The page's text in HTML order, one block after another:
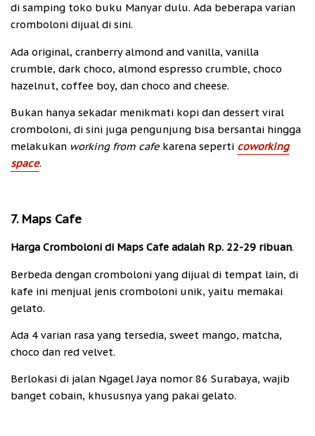
di samping toko buku Manyar dulu. Ada beberapa varian
cromboloni dijual di sini.
Ada original, cranberry almond and vanilla, vanilla
crumble, dark choco, almond espresso crumble, choco
hazelnut, coffee boy, dan choco and cheese.
Bukan hanya sekadar menikmati kopi dan dessert viral
cromboloni, di sini juga pengunjung bisa bersantai hingga
melakukan working from cafe karena seperti coworking
space.
7. Maps Cafe
Harga Cromboloni di Maps Cafe adalah Rp. 22-29 ribuan.
Berbeda dengan cromboloni yang dijual di tempat lain, di
kafe ini menjual jenis cromboloni unik, yaitu memakai
gelato.
Ada 4 varian rasa yang tersedia, sweet mango, matcha,
choco dan red velvet.
Berlokasi di jalan Ngagel Jaya nomor 86 Surabaya, wajib
banget cobain, khususnya yang pakai gelato.